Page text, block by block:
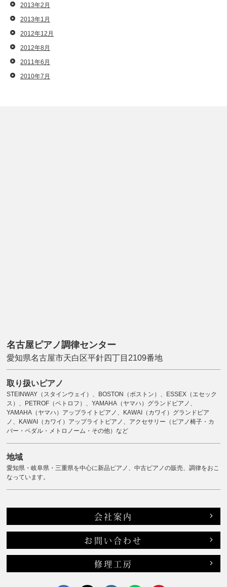
2013年2月
2013年1月
2012年12月
2012年8月
2011年6月
2010年7月
名古屋ピアノ調律センター
愛知県名古屋市天白区平針四丁目2109番地
取り扱いピアノ
STEINWAY（スタインウェイ）、BOSTON（ボストン）、ESSEX（エセック
ス）、PETROF（ペトロフ）、YAMAHA（ヤマハ）グランドピアノ、
YAMAHA（ヤマハ）アップライトピアノ、KAWAI（カワイ）グランドピア
ノ、KAWAI（カワイ）アップライトピアノ、アクセサリー（ピアノ椅子・カ
バー・ペダル・メトロノーム・その他）など
地域
愛知県・岐阜県・三重県を中心に新品ピアノ、中古ピアノの販売、調律をおこ
なっています。
会社案内
お問い合わせ
修理工房